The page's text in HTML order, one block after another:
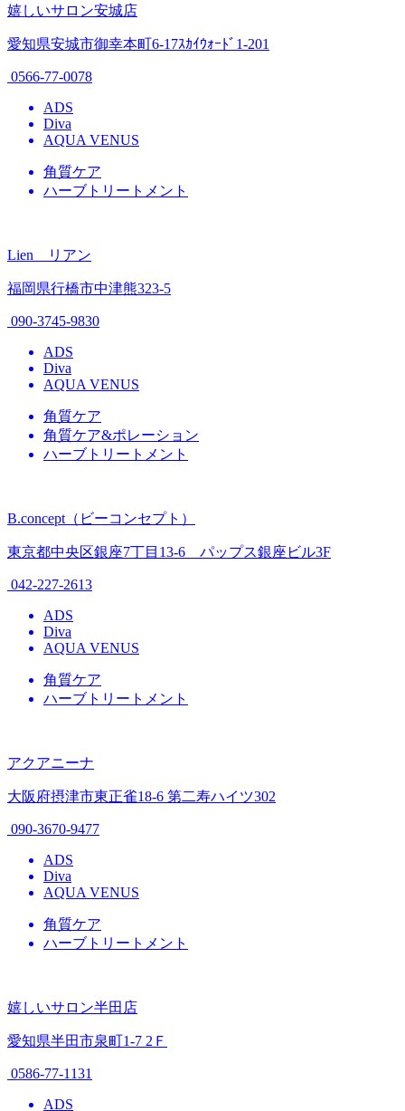
嬉しいサロン安城店
愛知県安城市御幸本町6-17ｽｶｲｳｫｰﾄﾞ1-201
0566-77-0078
ADS
Diva
AQUA VENUS
角質ケア
ハーブトリートメント
Lien リアン
福岡県行橋市中津熊323-5
090-3745-9830
ADS
Diva
AQUA VENUS
角質ケア
角質ケア&ポレーション
ハーブトリートメント
B.concept（ビーコンセプト）
東京都中央区銀座7丁目13-6 パップス銀座ビル3F
042-227-2613
ADS
Diva
AQUA VENUS
角質ケア
ハーブトリートメント
アクアニーナ
大阪府摂津市東正雀18-6 第二寿ハイツ302
090-3670-9477
ADS
Diva
AQUA VENUS
角質ケア
ハーブトリートメント
嬉しいサロン半田店
愛知県半田市泉町1-7 2Ｆ
0586-77-1131
ADS